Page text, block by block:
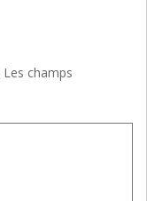
Les champs